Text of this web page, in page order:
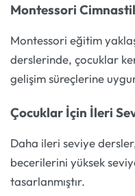
Montessori
Montessori eğitim
derslerinde, çocuklar
gelişim süreçlerine
Çocuklar İçin İleri
Daha ileri seviye
becerilerini yüksek
tasarlanmıştır.